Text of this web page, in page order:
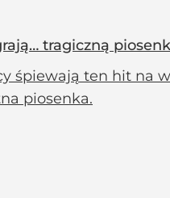
tragiczną
śpiewają ten hit na
piosenka.